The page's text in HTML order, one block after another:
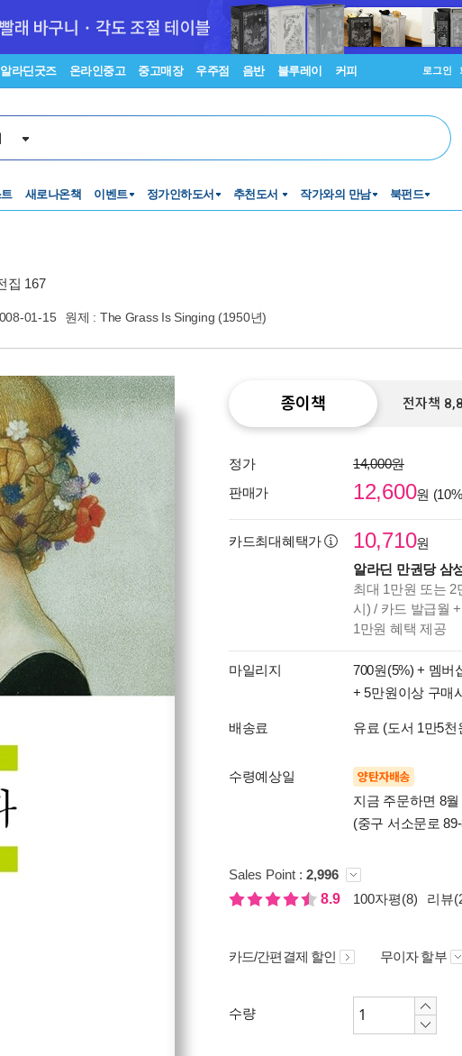
알라딘굿즈 온라인중고 중고매장 우주점 음반 블루레이 커피 로그인
새로나온책 이벤트 정가인하도서 추천도서 작가와의 만남 북펀드
집 167
01-15 원제 : The Grass Is Singing (1950년)
종이책 전자책
정가
14,000원
판매가
12,600원
카드최대혜택가 10,710원
알라딘 만권당 삼
최대 1만원 또는 2
시) / 카드 발급월
1만원 혜택 제공
마일리지 700원(5%) + 멤버
+ 5만원이상 구매
배송료 유료 (도서 1만5천
수령예상일 양탄자배송
지금 주문하면 8
(중구 서소문로
Sales Point : 2,996
8.9
100자평(8) 리뷰
카드/간편결제 할인 무이자 할부
수량